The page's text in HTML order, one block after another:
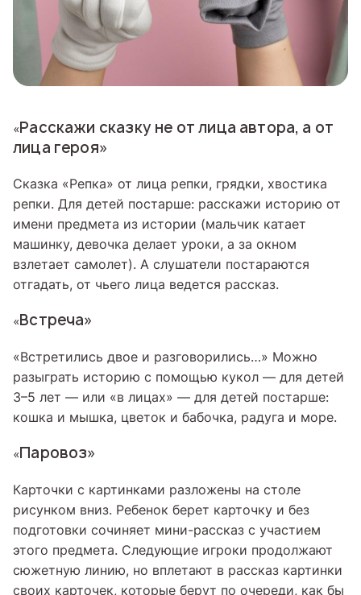
«Расскажи сказку не от лица автора, а от
лица героя»
Сказка «Репка» от лица репки, грядки, хвостика
репки. Для детей постарше: расскажи историю от
имени предмета из истории (мальчик катает
машинку, девочка делает уроки, а за окном
взлетает самолет). А слушатели постараются
отгадать, от чьего лица ведется рассказ.
«Встреча»
«Встретились двое и разговорились…» Можно
разыграть историю с помощью кукол — для детей
3–5 лет — или «в лицах» — для детей постарше:
кошка и мышка, цветок и бабочка, радуга и море.
«Паровоз»
Карточки с картинками разложены на столе
рисунком вниз. Ребенок берет карточку и без
подготовки сочиняет мини-рассказ с участием
этого предмета. Следующие игроки продолжают
сюжетную линию, но вплетают в рассказ картинки
своих карточек, которые берут по очереди, как бы